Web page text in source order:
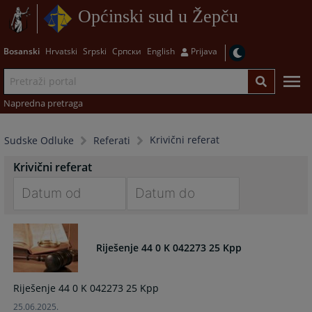
Općinski sud u Žepču
Bosanski Hrvatski Srpski Српски English Prijava
Napredna pretraga
Sudske Odluke Referati Krivični referat
Krivični referat
forward
to
interact
the
calendar
to
the
Riješenje 44 0 K 042273 25 Kpp
Riješenje 44 0 K 042273 25 Kpp
25.06.2025.